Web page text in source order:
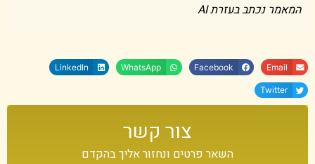
המאמר נכתב בעזרת AI
Email
Facebook
WhatsApp
LinkedIn
Twitter
צור קשר
השאר פרטים ונחזור אליך בהקדם